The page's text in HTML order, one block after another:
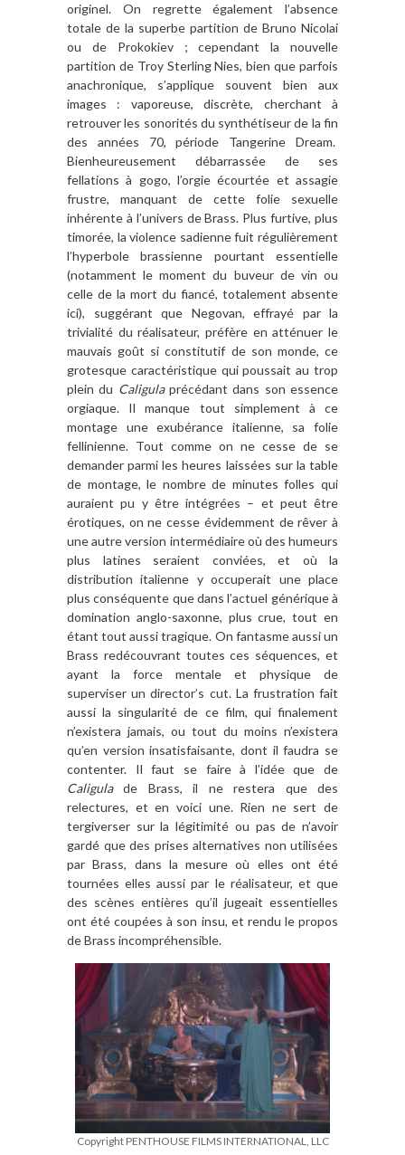
originel. On regrette également l’absence
totale de la superbe partition de Bruno Nicolai
ou de Prokokiev ; cependant la nouvelle
partition de Troy Sterling Nies, bien que parfois
anachronique, s’applique souvent bien aux
images : vaporeuse, discrète, cherchant à
retrouver les sonorités du synthétiseur de la fin
des années 70, période Tangerine Dream.
Bienheureusement débarrassée de ses
fellations à gogo, l’orgie écourtée et assagie
frustre, manquant de cette folie sexuelle
inhérente à l’univers de Brass. Plus furtive, plus
timorée, la violence sadienne fuit régulièrement
l’hyperbole brassienne pourtant essentielle
(notamment le moment du buveur de vin ou
celle de la mort du fiancé, totalement absente
ici), suggérant que Negovan, effrayé par la
trivialité du réalisateur, préfère en atténuer le
mauvais goût si constitutif de son monde, ce
grotesque caractéristique qui poussait au trop
plein du Caligulaprécédant dans son essence
orgiaque. Il manque tout simplement à ce
montage une exubérance italienne, sa folie
fellinienne. Tout comme on ne cesse de se
demander parmi les heures laissées sur la table
de montage, le nombre de minutes folles qui
auraient pu y être intégrées – et peut être
érotiques, on ne cesse évidemment de rêver à
une autre version intermédiaire où des humeurs
plus latines seraient conviées, et où la
distribution italienne y occuperait une place
plus conséquente que dans l’actuel générique à
domination anglo-saxonne, plus crue, tout en
étant tout aussi tragique. On fantasme aussi un
Brass redécouvrant toutes ces séquences, et
ayant la force mentale et physique de
superviser un director’s cut. La frustration fait
aussi la singularité de ce film, qui finalement
n’existera jamais, ou tout du moins n’existera
qu’en version insatisfaisante, dont il faudra se
contenter. Il faut se faire à l’idée que de
Caligulade Brass, il ne restera que des
relectures, et en voici une. Rien ne sert de
tergiverser sur la légitimité ou pas de n’avoir
gardé que des prises alternatives non utilisées
par Brass, dans la mesure où elles ont été
tournées elles aussi par le réalisateur, et que
des scènes entières qu’il jugeait essentielles
ont été coupées à son insu, et rendu le propos
de Brass incompréhensible.
Copyright PENTHOUSE FILMS INTERNATIONAL, LLC